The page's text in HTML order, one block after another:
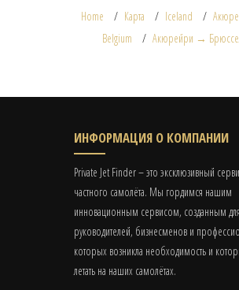
Home Карта Iceland
Belgium
Акюрейри →
ИНФОРМАЦИЯ О КОМПАНИИ
Private Jet Finder – это эксклюзивный
частного самолёта. Мы гордимся нашим
инновационным сервисом, созданным для
руководителей, бизнесменов и
которых возникла необходимость и
летать на наших самолётах.